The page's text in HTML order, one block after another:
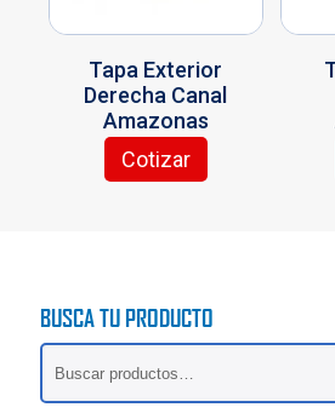
Tapa Exterior
Derecha Canal
Amazonas
Cotizar
BUSCA TU PRODUCTO